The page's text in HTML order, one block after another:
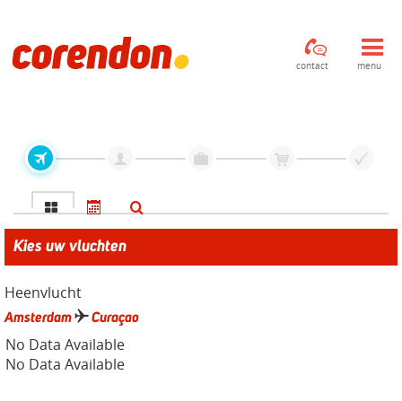
contact menu
Kies uw vluchten
Heenvlucht
Amsterdam Curaçao
No Data Available
No Data Available